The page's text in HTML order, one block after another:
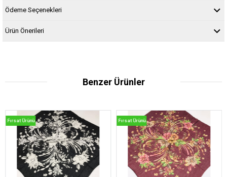
Ödeme Seçenekleri
Ürün Önerileri
Benzer Ürünler
Ürünü Fırsat Ürünü